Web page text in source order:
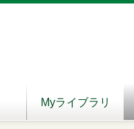
Myライブラリ